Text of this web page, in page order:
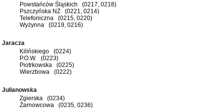
Powstańców Śląskich (0217, 0218)
Pszczyńska NŻ (0221, 0214)
Telefoniczna (0215, 0220)
Wyżynna (0219, 0216)
Jaracza
Kilińskiego (0224)
P.O.W. (0223)
Piotrkowska (0225)
Wierzbowa (0222)
Julianowska
Zgierska (0234)
Żarnowcowa (0235, 0236)